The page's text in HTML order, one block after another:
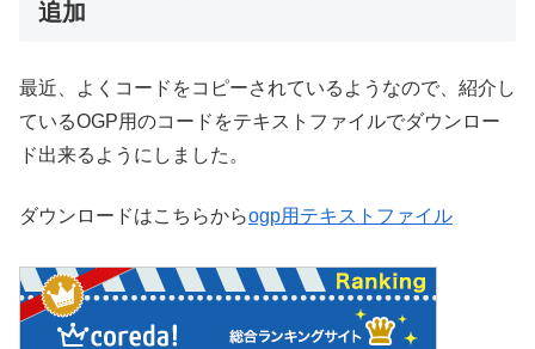
追加
最近、よくコードをコピーされているようなので、紹介し
ているOGP用のコードをテキストファイルでダウンロー
ド出来るようにしました。
ダウンロードはこちらからogp用テキストファイル